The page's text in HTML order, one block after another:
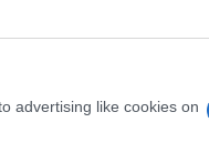
advertising like cookies on